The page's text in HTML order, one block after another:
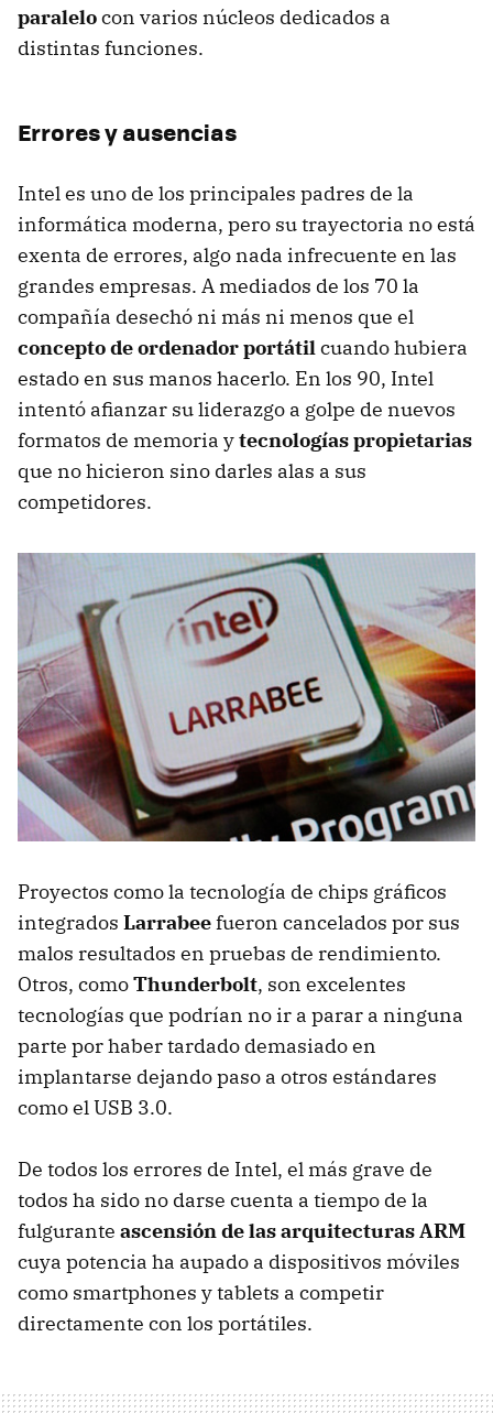
paralelocon varios núcleos dedicados a
distintas funciones.
Errores y ausencias
Intel es uno de los principales padres de la
informática moderna, pero su trayectoria no está
exenta de errores, algo nada infrecuente en las
grandes empresas. A mediados de los 70 la
compañía desechó ni más ni menos que el
concepto de ordenador portátilcuando hubiera
estado en sus manos hacerlo. En los 90, Intel
intentó afianzar su liderazgo a golpe de nuevos
formatos de memoria ytecnologías propietarias
que no hicieron sino darles alas a sus
competidores.
Proyectos como la tecnología de chips gráficos
integrados Larrabeefueron cancelados por sus
malos resultados en pruebas de rendimiento.
Otros, comoThunderbolt, son excelentes
tecnologías que podrían no ir a parar a ninguna
parte por haber tardado demasiado en
implantarse dejando paso a otros estándares
como el USB 3.0.
De todos los errores de Intel, el más grave de
todos ha sido no darse cuenta a tiempo de la
fulgurante ascensión de las arquitecturas ARM
cuya potencia ha aupado a dispositivos móviles
como smartphones y tablets a competir
directamente con los portátiles.